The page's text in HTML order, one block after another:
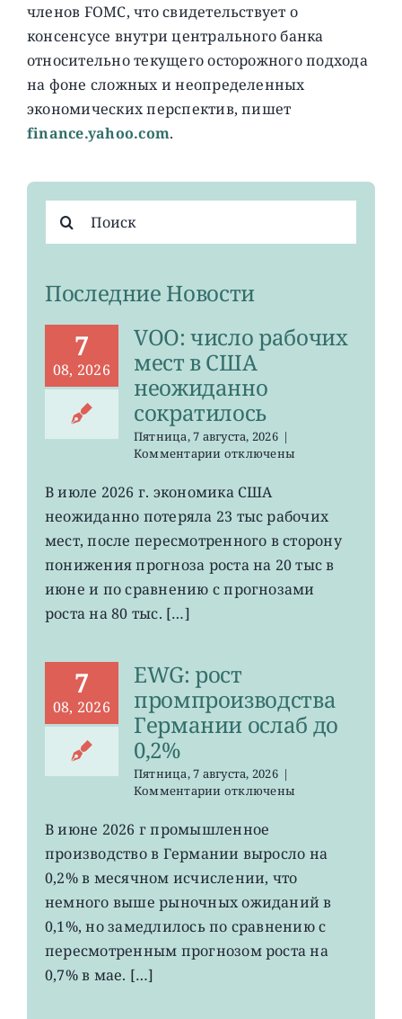
членов FOMC, что свидетельствует о
консенсусе внутри центрального банка
относительно текущего осторожного подхода
на фоне сложных и неопределенных
экономических перспектив, пишет
finance.yahoo.com.
поиска:
Последние Новости
7
08, 2026
VOO: число рабочих
мест в США
неожиданно
сократилось
Пятница, 7 августа, 2026 |
Комментариик
VOO:
рабочих
мест
США
неожиданно
отключены
В июле 2026 г. экономика США
неожиданно потеряла 23 тыс рабочих
мест, после пересмотренного в сторону
понижения прогноза роста на 20 тыс в
июне и по сравнению с прогнозами
роста на 80 тыс. […]
7
08, 2026
EWG: рост
промпроизводства
Германии ослаб до
0,2%
Пятница, 7 августа, 2026 |
Комментариик
EWG:
рост
промпроизводства
Германии
до
0,2%
отключены
В июне 2026 г промышленное
производство в Германии выросло на
0,2% в месячном исчислении, что
немного выше рыночных ожиданий в
0,1%, но замедлилось по сравнению с
пересмотренным прогнозом роста на
0,7% в мае. […]